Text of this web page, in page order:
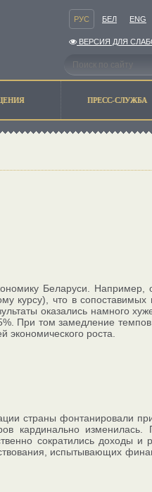
РУС БЕЛ ENG
ВЕРСИЯ ДЛЯ
ПРЕСС-СЛУЖБА
Беларуси.
курсу), что в
оказались намного
При том замедление
экономического роста.
страны фонтанировали
кардинально
сократились доходы и
испытывающих